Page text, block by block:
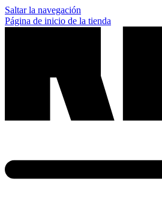
Saltar la navegación
Página de inicio de la tienda